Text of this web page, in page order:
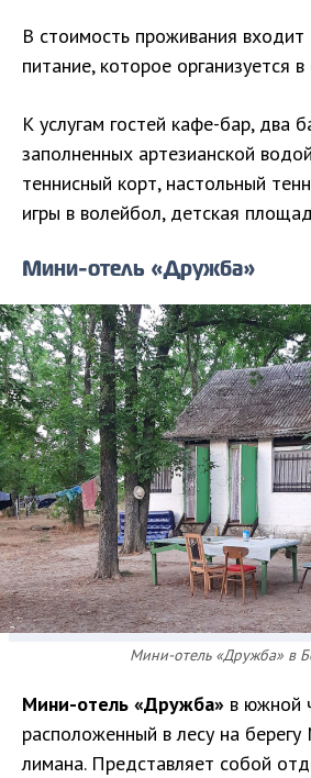
В стоимость проживания входит
питание, которое организуется
К услугам гостей кафе-бар, два
заполненных артезианской
теннисный корт, настольный
игры в волейбол, детская
Мини-отель «Дружба»
Мини-отель «Дружба» в
Мини-отель «Дружба» в южной
расположенный в лесу на
лимана. Представляет собой